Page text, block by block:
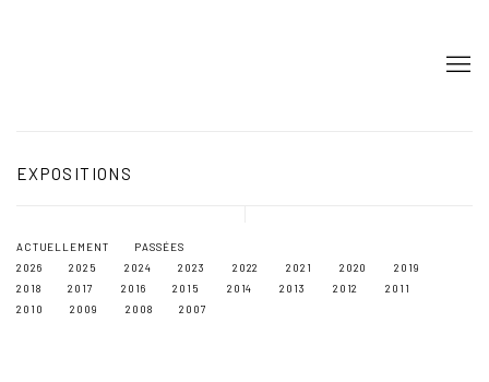
EXPOSITIONS
ACTUELLEMENT
PASSÉES
2026
2025 2024 2023 2022 2021 2020
2019
2018
2017 2016 2015 2014 2013 2012
2011
2010
2009 2008 2007